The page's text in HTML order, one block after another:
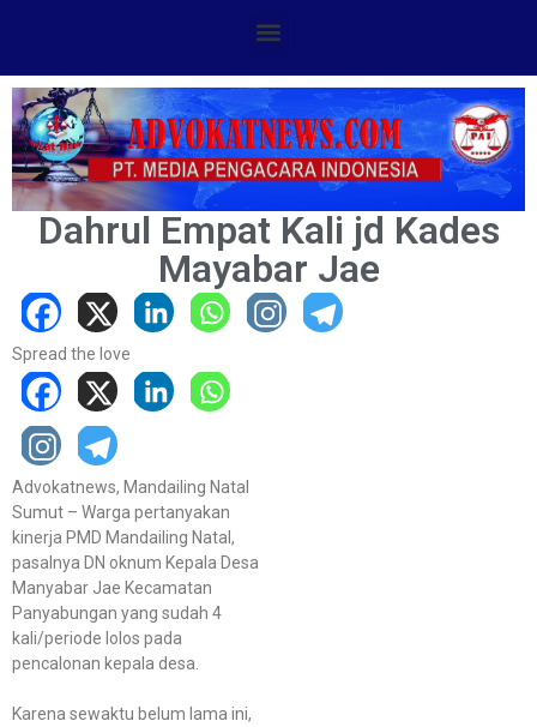
Dahrul Empat Kali jd Kades
Mayabar Jae
Spread the love
Advokatnews, Mandailing Natal
Sumut – Warga pertanyakan
kinerja PMD Mandailing Natal,
pasalnya DN oknum Kepala Desa
Manyabar Jae Kecamatan
Panyabungan yang sudah 4
kali/periode lolos pada
pencalonan kepala desa.
Karena sewaktu belum lama ini,